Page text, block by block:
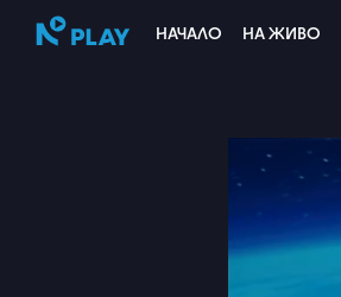
НАЧАЛО НА ЖИВО